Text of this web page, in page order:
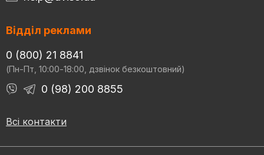
Відділ реклами
0 (800) 21 8841
(Пн-Пт, 10:00-18:00, дзвінок безкоштовний)
0 (98) 200 8855
Всі контакти